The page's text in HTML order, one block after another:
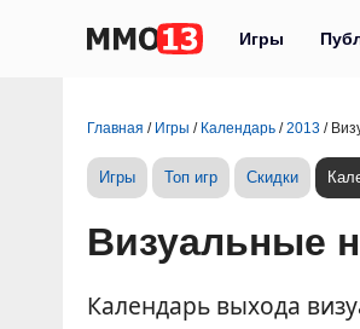
Игры
Главная / Игры / Календарь /2013 /
Игры Топ игр Скидки
Визуальные
Календарь выхода